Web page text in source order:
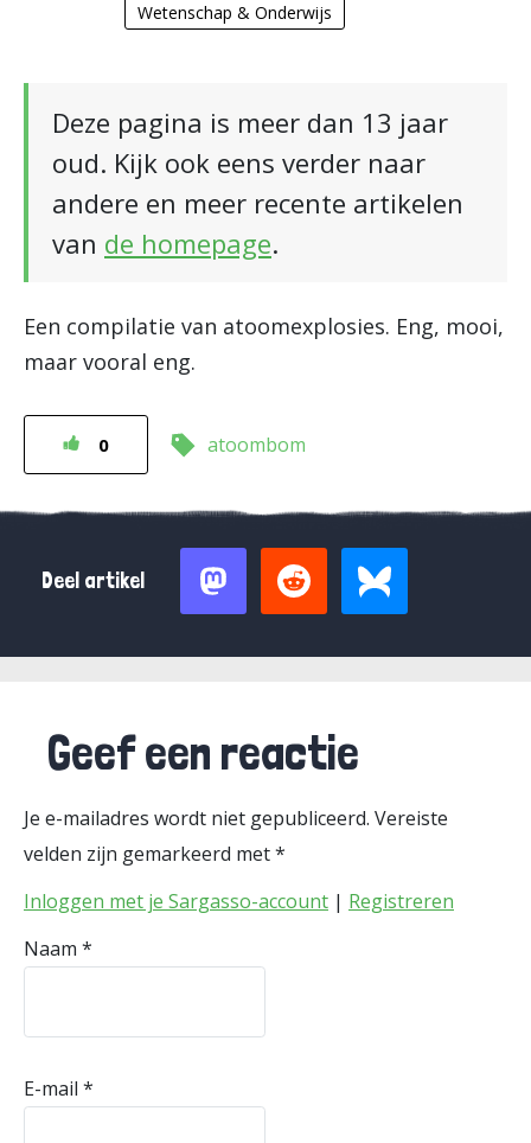
Wetenschap & Onderwijs
Deze pagina is meer dan 13 jaar
oud. Kijk ook eens verder naar
andere en meer recente artikelen
van de homepage.
Een compilatie van atoomexplosies. Eng, mooi,
maar vooral eng.
0 atoombom
Deel artikel
Geef een reactie
Je e-mailadres wordt niet gepubliceerd. Vereiste
velden zijn gemarkeerd met*
Inloggen met je Sargasso-account | Registreren
Naam *
E-mail *